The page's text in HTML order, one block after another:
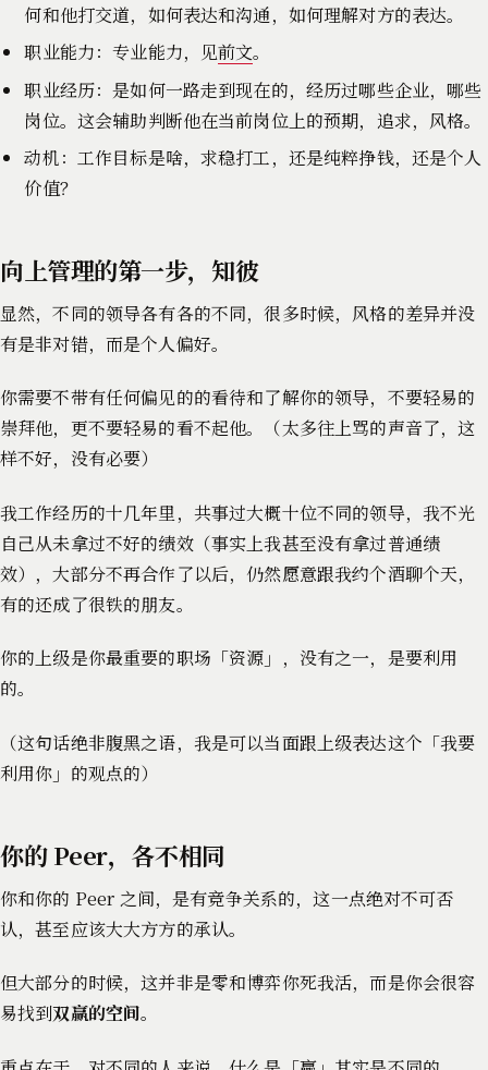
何和他打交道，如何表达和沟通，如何理解对方的表达。
职业能力：专业能力，见前文。
职业经历：是如何一路走到现在的，经历过哪些企业，哪些
岗位。这会辅助判断他在当前岗位上的预期，追求，风格。
动机：工作目标是啥，求稳打工，还是纯粹挣钱，还是个人
价值？
向上管理的第一步，知彼
显然，不同的领导各有各的不同，很多时候，风格的差异并没
有是非对错，而是个人偏好。
你需要不带有任何偏见的的看待和了解你的领导，不要轻易的
崇拜他，更不要轻易的看不起他。（太多往上骂的声音了，这
样不好，没有必要）
我工作经历的十几年里，共事过大概十位不同的领导，我不光
自己从未拿过不好的绩效（事实上我甚至没有拿过普通绩
效），大部分不再合作了以后，仍然愿意跟我约个酒聊个天，
有的还成了很铁的朋友。
你的上级是你最重要的职场「资源」，没有之一，是要利用
的。
（这句话绝非腹黑之语，我是可以当面跟上级表达这个「我要
利用你」的观点的）
你的 Peer，各不相同
你和你的 Peer 之间，是有竞争关系的，这一点绝对不可否
认，甚至应该大大方方的承认。
但大部分的时候，这并非是零和博弈你死我活，而是你会很容
易找到双赢的空间。